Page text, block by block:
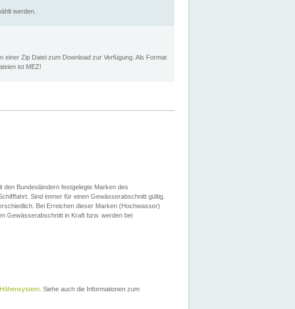
werden.
einer Zip Datei zum Download zur Verfügung. Als Format
ist MEZ!
Bundesländern festgelegte Marken des
Sind immer für einen Gewässerabschnitt gültig.
Bei Erreichen dieser Marken (Hochwasser)
Gewässerabschnitt in Kraft bzw. werden bei
Höhensystem . Siehe auch die Informationen zum